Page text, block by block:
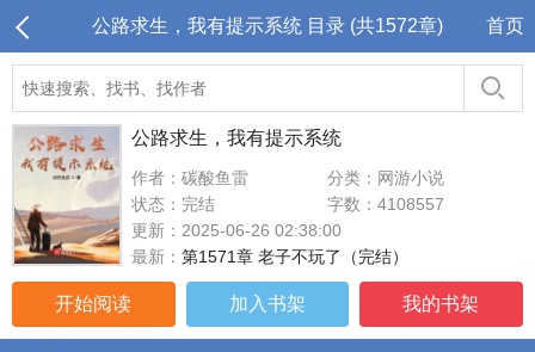
公路求生，我有提示系统 目录 (共1572章) 首页
公路求生，我有提示系统
作者：碳酸鱼雷
分类：网游小说
状态：完结
字数：4108557
更新：2025-06-26 02:38:00
最新： 第1571章 老子不玩了（完结）
开始阅读 加入书架 我的书架